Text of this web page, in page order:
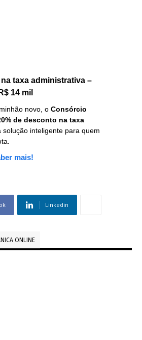
taxa administrativa –
14 mil
novo, o Consórcio
de desconto na taxa
solução inteligente para quem
mais!
Linkedin
ONLINE